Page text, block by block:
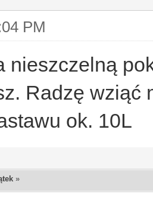
PM
nieszczelną
Radzę wziąć
ok. 10L
»